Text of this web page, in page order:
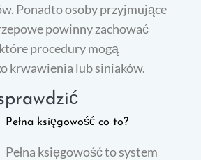
Ponadto osoby przyjmujące
powinny zachować
procedury mogą
krwawienia lub siniaków.
Pełna księgowość co to?
Pełna księgowość to system